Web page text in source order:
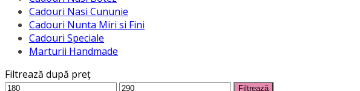
Cadouri Nasi Cununie
Cadouri Nunta Miri si Fini
Cadouri Speciale
Marturii Handmade
Filtrează după preț
Preț
Preț
Filtrează